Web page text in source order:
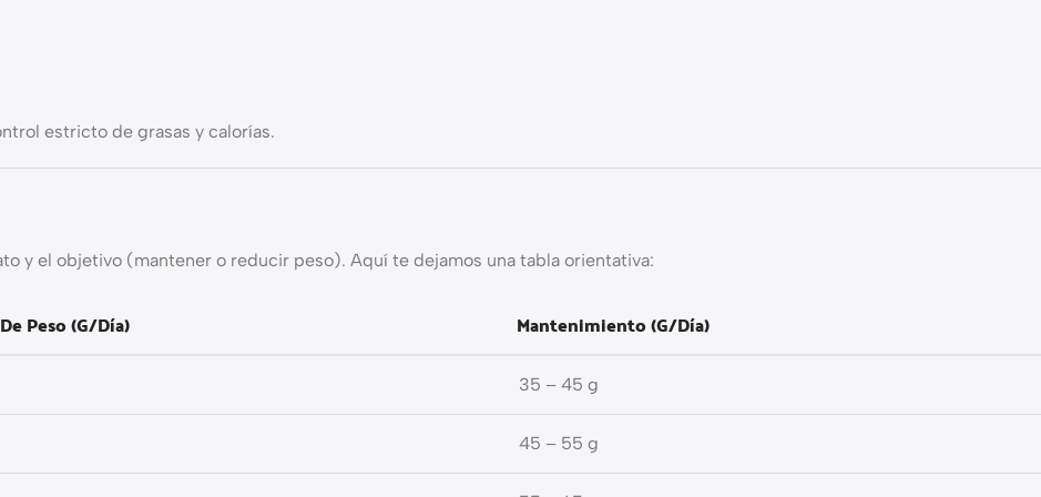
estricto de grasas y calorías.
y el objetivo (mantener o reducir peso). Aquí te dejamos una tabla orientativa:
Peso (g/día) Mantenimiento (g/día)
35 – 45 g
45 – 55 g